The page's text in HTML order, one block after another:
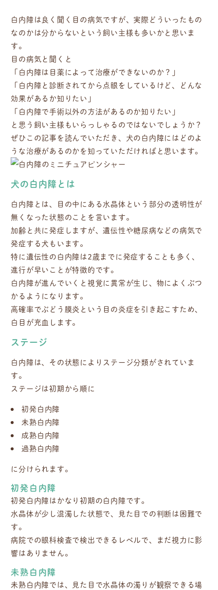
白内障は良く聞く目の病気ですが、実際どういったもの
なのかは分からないという飼い主様も多いかと思いま
す。
目の病気と聞くと
「白内障は目薬によって治療ができないのか？」
「白内障と診断されてから点眼をしているけど、どんな
効果があるか知りたい」
「白内障で手術以外の方法があるのか知りたい」
と思う飼い主様もいらっしゃるのではないでしょうか？
ぜひこの記事を読んでいただき、犬の白内障にはどのよ
うな治療があるのかを知っていただければと思います。
犬の白内障とは
白内障とは、目の中にある水晶体という部分の透明性が
無くなった状態のことを言います。
加齢と共に発症しますが、遺伝性や糖尿病などの病気で
発症する犬もいます。
特に遺伝性の白内障は2歳までに発症することも多く、
進行が早いことが特徴的です。
白内障が進んでいくと視覚に異常が生じ、物によくぶつ
かるようになります。
高確率でぶどう膜炎という目の炎症を引き起こすため、
白目が充血します。
ステージ
白内障は、その状態によりステージ分類がされていま
す。
ステージは初期から順に
初発白内障
未熟白内障
成熟白内障
過熟白内障
に分けられます。
初発白内障
初発白内障はかなり初期の白内障です。
水晶体が少し混濁した状態で、見た目での判断は困難で
す。
病院での眼科検査で検出できるレベルで、まだ視力に影
響はありません。
未熟白内障
未熟白内障では、見た目で水晶体の濁りが観察できる場